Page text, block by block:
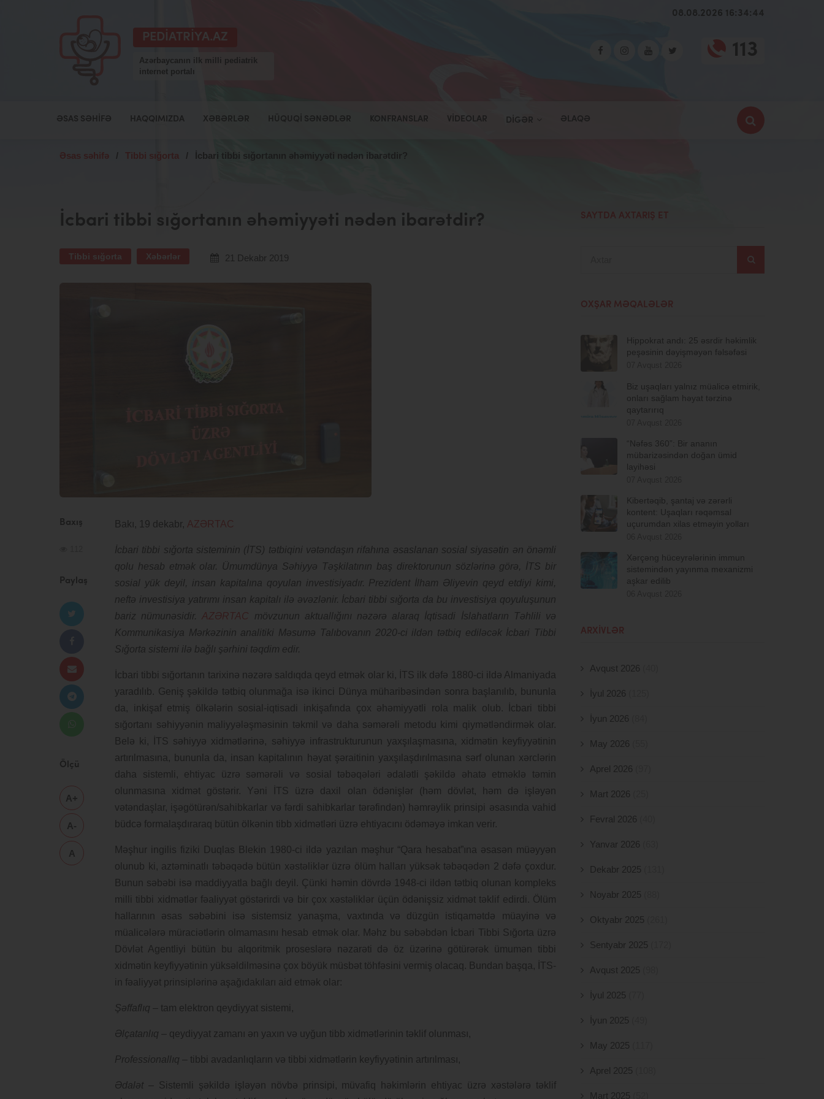
08.08.2026 16:34:45
PEDIATRIYA.AZ
Azərbaycanın ilk milli pediatrik
internet portalı
113
ƏSAS SƏHIFƏ HAQQIMIZDA XƏBƏRLƏR HÜQUQI SƏNƏDLƏR KONFRANSLAR VIDEOLAR DIGƏR ƏLAQƏ
Əsas səhifə / Tibbi sığorta / İcbari tibbi sığortanın əhəmiyyəti nədən ibarətdir?
SAYTDA AXTARIŞ ET
OXŞAR MƏQALƏLƏR
Hippokrat andı: 25 əsrdir həkimlik
peşəsinin dəyişməyən fəlsəfəsi
Biz uşaqları yalnız müalicə etmirik,
onları sağlam həyat tərzinə
qaytarırıq
“Nəfəs 360”: Bir ananın
mübarizəsindən doğan ümid
layihəsi
Kibertəqib, şantaj və zərərli
kontent: Uşaqları rəqəmsal
uçurumdan xilas etməyin yolları
Xərçəng hüceyrələrinin immun
sistemindən yayınma mexanizmi
aşkar edilib
ARXIVLƏR
Avqust 2026
İyul 2026
İyun 2026
May 2026
Aprel 2026
Mart 2026
Fevral 2026
Yanvar 2026
Dekabr 2025
Noyabr 2025
Oktyabr 2025
Sentyabr 2025
Avqust 2025
İyul 2025
İyun 2025
May 2025
Aprel 2025
Mart 2025
İcbari tibbi sığortanın əhəmiyyəti nədən ibarətdir?
Tibbi sığorta Xəbərlər 21 Dekabr 2019
Baxış
Paylaş
Ölçü
A+
A-
A
Bakı, 19 dekabr, AZƏRTAC
İcbari tibbi sığorta sisteminin (İTS) tətbiqini vətəndaşın rifahına əsaslanan sosial siyasətin ən önəmli
qolu hesab etmək olar. Ümumdünya Səhiyyə Təşkilatının baş direktorunun sözlərinə görə, İTS bir
sosial yük deyil, insan kapitalına qoyulan investisiyadır. Prezident İlham Əliyevin qeyd etdiyi kimi,
neftə investisiya yatırımı insan kapitalı ilə əvəzlənir. İcbari tibbi sığorta da bu investisiya qoyuluşunun
bariz nümunəsidir.AZƏRTAC
mövzunun aktuallığını nəzərə alaraq İqtisadi İslahatların Təhlili və
Kommunikasiya Mərkəzinin analitiki Məsumə Talıbovanın 2020-ci ildən tətbiq ediləcək İcbari Tibbi
Sığorta sistemi ilə bağlı şərhini təqdim edir.
İcbari tibbi sığortanın tarixinə nəzərə saldıqda qeyd etmək olar ki, İTS ilk dəfə 1880-ci ildə Almaniyada
yaradılıb. Geniş şəkildə tətbiq olunmağa isə ikinci Dünya müharibəsindən sonra başlanılıb, bununla
da, inkişaf etmiş ölkələrin sosial-iqtisadi inkişafında çox əhəmiyyətli rola malik olub. İcbari tibbi
sığortanı səhiyyənin maliyyələşməsinin təkmil və daha səmərəli metodu kimi qiymətləndirmək olar.
Belə ki, İTS səhiyyə xidmətlərinə, səhiyyə infrastrukturunun yaxşılaşmasına, xidmətin keyfiyyətinin
artırılmasına, bununla da, insan kapitalının həyat şəraitinin yaxşılaşdırılmasına sərf olunan xərclərin
daha sistemli, ehtiyac üzrə səmərəli və sosial təbəqələri ədalətli şəkildə əhatə etməklə təmin
olunmasına xidmət göstərir. Yəni İTS üzrə daxil olan ödənişlər (həm dövlət, həm də işləyən
vətəndaşlar, işəgötürən/sahibkarlar və fərdi sahibkarlar tərəfindən) həmrəylik prinsipi əsasında vahid
büdcə formalaşdıraraq bütün ölkənin tibb xidmətləri üzrə ehtiyacını ödəməyə imkan verir.
Məşhur ingilis fiziki Duqlas Blekin 1980-ci ildə yazılan məşhur “Qara hesabat”ına əsasən müəyyən
olunub ki, aztəminatlı təbəqədə bütün xəstəliklər üzrə ölüm halları yüksək təbəqədən 2 dəfə çoxdur.
Bunun səbəbi isə maddiyyatla bağlı deyil. Çünki həmin dövrdə 1948-ci ildən tətbiq olunan kompleks
milli tibbi xidmətlər fəaliyyət göstərirdi və bir çox xəstəliklər üçün ödənişsiz xidmət təklif edirdi. Ölüm
hallarının əsas səbəbini isə sistemsiz yanaşma, vaxtında və düzgün istiqamətdə müayinə və
müalicələrə müraciətlərin olmamasını hesab etmək olar. Məhz bu səbəbdən İcbari Tibbi Sığorta üzrə
Dövlət Agentliyi bütün bu alqoritmik proseslərə nəzarəti də öz üzərinə götürərək ümumən tibbi
xidmətin keyfiyyətinin yüksəldilməsinə çox böyük müsbət töhfəsini vermiş olacaq. Bundan başqa, İTS-
in fəaliyyət prinsiplərinə aşağıdakıları aid etmək olar:
Şəffaflıq – tam elektron qeydiyyat sistemi,
Əlçatanlıq – qeydiyyat zamanı ən yaxın və uyğun tibb xidmətlərinin təklif olunması,
Professionallıq – tibbi avadanlıqların və tibbi xidmətlərin keyfiyyətinin artırılması,
Ədalət – Sistemli şəkildə işləyən növbə prinsipi, müvafiq həkimlərin ehtiyac üzrə xəstələrə təklif